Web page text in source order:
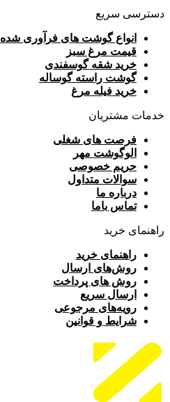
دسترسی سریع
انواع گوشت های فرآوری شده
قیمت مرغ سبز
خرید شقه گوسفندی
گوشت راسته گوساله
خرید فیله مرغ
خدمات مشتریان
فرصت های شغلی
الوگوشت مهر
حریم خصوصی
سوالات متداول
درباره ما
تماس باما
راهنمای خرید
راهنمای خرید
روش‌های ارسال
روش های پرداخت
ارسال سریع
رویه‌های مرجوعی
شرایط و قوانین